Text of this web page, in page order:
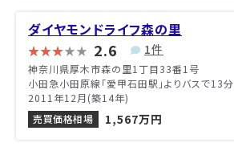
ダイヤモンドライフ森の里
2.6 1件
神奈川県厚木市森の里1丁目33番1号
小田急小田原線「愛甲石田駅」よりバスで13分
2011年12月(築14年)
売買価格相場
1,567万円